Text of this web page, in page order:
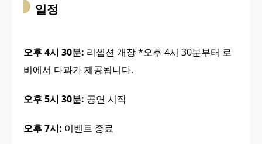
일정
오후 4시 30분: 리셉션 개장 *오후 4시 30분부터 로
비에서 다과가 제공됩니다.
오후 5시 30분: 공연 시작
오후 7시: 이벤트 종료